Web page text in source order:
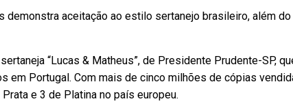
demonstra aceitação ao estilo sertanejo brasileiro, além
“Lucas & Matheus”, de Presidente Prudente-SP,
em Portugal. Com mais de cinco milhões de cópias
e 3 de Platina no país europeu.